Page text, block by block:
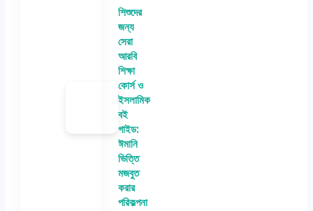
শিশুদের
জন্য
সেরা
আরবি
শিক্ষা
কোর্স ও
ইসলামিক
বই
গাইড:
ঈমানি
ভিত্তি
মজবুত
করার
পরিকল্পনা